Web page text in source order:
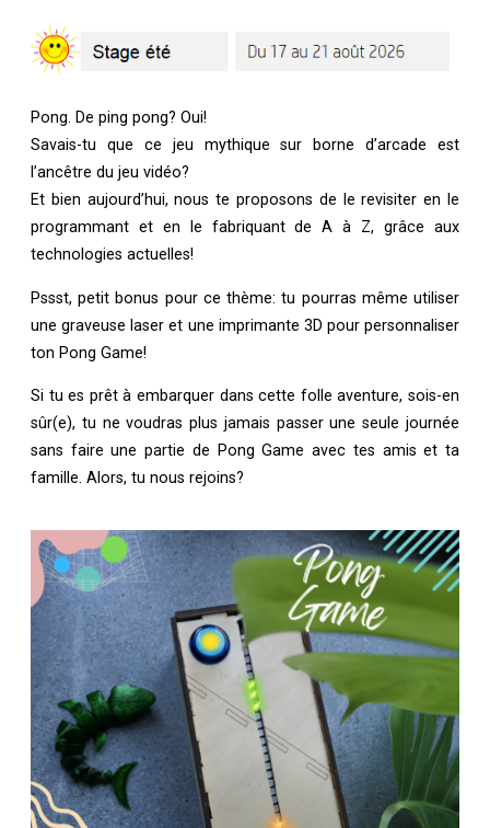
Pong. De ping pong? Oui!
Savais-tu que ce jeu mythique sur borne d’arcade est
l’ancêtre du jeu vidéo?
Et bien aujourd’hui, nous te proposons de le revisiter en le
programmant et en le fabriquant de A à Z, grâce aux
technologies actuelles!
Pssst, petit bonus pour ce thème: tu pourras même utiliser
une graveuse laser et une imprimante 3D pour personnaliser
ton Pong Game!
Si tu es prêt à embarquer dans cette folle aventure, sois-en
sûr(e), tu ne voudras plus jamais passer une seule journée
sans faire une partie de Pong Game avec tes amis et ta
famille. Alors, tu nous rejoins?